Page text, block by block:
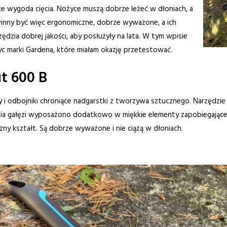
cięcia. Nożyce muszą dobrze leżeć w dłoniach, a
być więc ergonomiczne, dobrze wyważone, a ich
dobrej jakości, aby posłużyły na lata. W tym wpisie
marki Gardena, które miałam okazję przetestować.
600 B
i odbojniki chroniące nadgarstki z tworzywa sztucznego.
wyposażono dodatkowo w miękkie elementy
kształt. Są dobrze wyważone i nie ciążą w dłoniach.